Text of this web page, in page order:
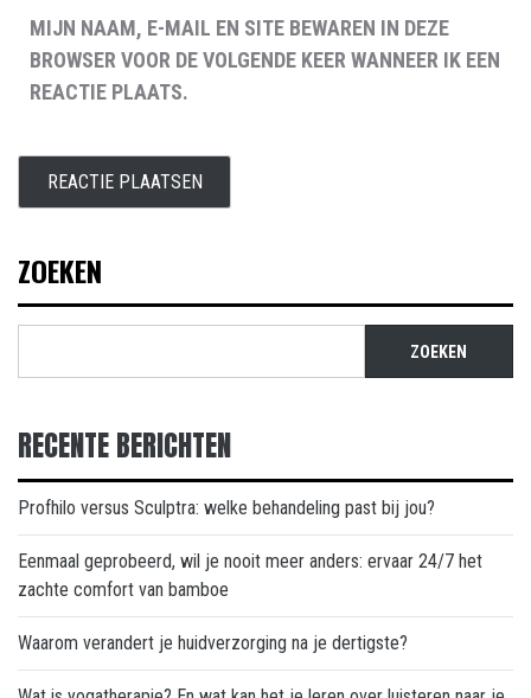
MIJN NAAM, E-MAIL EN SITE BEWAREN IN DEZE
BROWSER VOOR DE VOLGENDE KEER WANNEER IK EEN
REACTIE PLAATS.
ZOEKEN
ZOEKEN
RECENTE BERICHTEN
Profhilo versus Sculptra: welke behandeling past bij jou?
Eenmaal geprobeerd, wil je nooit meer anders: ervaar 24/7 het
zachte comfort van bamboe
Waarom verandert je huidverzorging na je dertigste?